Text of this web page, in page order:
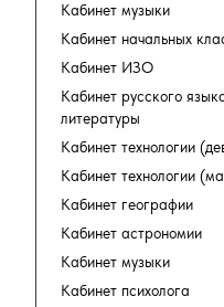
Кабинет музыки
Кабинет начальных
Кабинет ИЗО
Кабинет русского
литературы
Кабинет технологии
Кабинет технологии
Кабинет географии
Кабинет астрономии
Кабинет музыки
Кабинет психолога